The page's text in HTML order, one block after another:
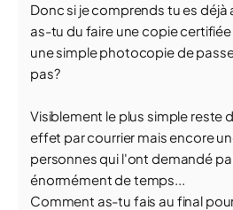
Donc si je comprends tu es déjà
as-tu du faire une copie
une simple photocopie de
pas?
Visiblement le plus simple reste
effet par courrier mais encore
personnes qui l'ont demandé
énormément de temps...
Comment as-tu fais au final